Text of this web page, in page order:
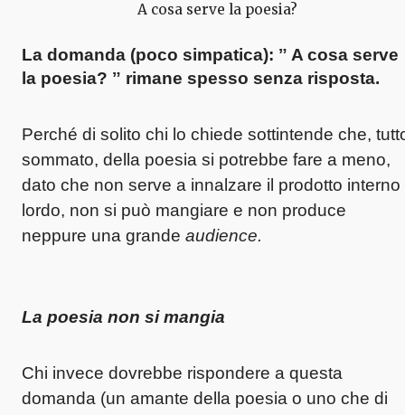
A cosa serve la poesia?
La domanda (poco simpatica): ˮ A cosa serve
la poesia? ˮ rimane spesso senza risposta.
Perché di solito chi lo chiede sottintende che,
sommato, della poesia si potrebbe fare a meno,
dato che non serve a innalzare il prodotto interno
lordo, non si può mangiare e non produce
neppure una grande audience.
La poesia non si mangia
Chi invece dovrebbe rispondere a questa
domanda (un amante della poesia o uno che di